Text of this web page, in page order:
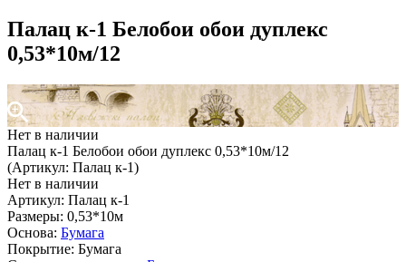
Палац к-1 Белобои обои дуплекс
0,53*10м/12
Нет в наличии
Палац к-1 Белобои обои дуплекс 0,53*10м/12
(Артикул: Палац к-1)
Нет в наличии
Артикул: Палац к-1
Размеры: 0,53*10м
Основа: Бумага
Покрытие: Бумага